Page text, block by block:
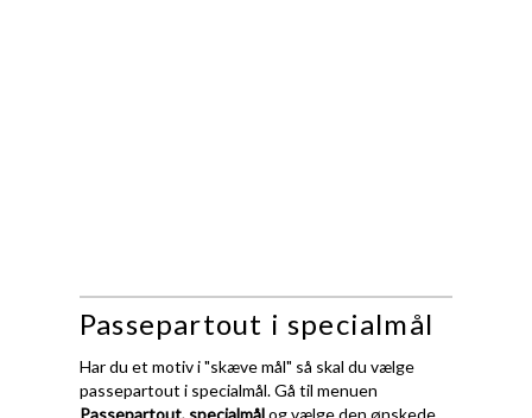
Passepartout i specialmål
Har du et motiv i "skæve mål" så skal du vælge
passepartout i specialmål. Gå til menuen
Passepartout, specialmålog vælge den ønskede